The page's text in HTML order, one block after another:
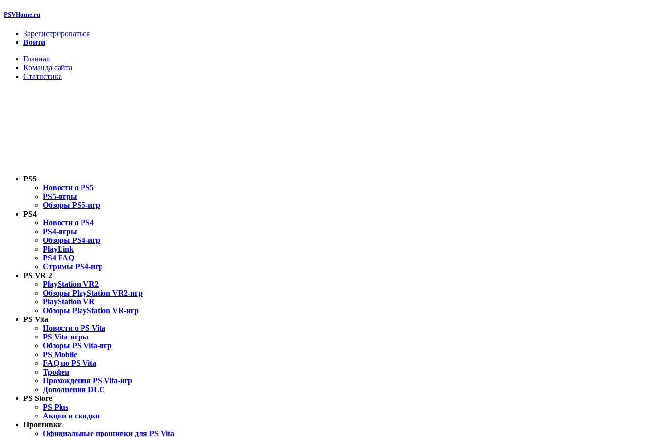
PSVHome.ru
Зарегистрироваться
Войти
Главная
Команда сайта
Статистика
PS5
Новости о PS5
PS5-игры
Обзоры PS5-игр
PS4
Новости о PS4
PS4-игры
Обзоры PS4-игр
PlayLink
PS4 FAQ
Стримы PS4-игр
PS VR 2
PlayStation VR2
Обзоры PlayStation VR2-игр
PlayStation VR
Обзоры PlayStation VR-игр
PS Vita
Новости о PS Vita
PS Vita-игры
Обзоры PS Vita-игр
PS Mobile
FAQ по PS Vita
Трофеи
Прохождения PS Vita-игр
Дополнения DLC
PS Store
PS Plus
Акции и скидки
Прошивки
Официальные прошивки для PS Vita